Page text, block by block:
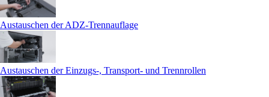
Austauschen der ADZ-Trennauflage
Austauschen der Einzugs-, Transport- und Trennrollen